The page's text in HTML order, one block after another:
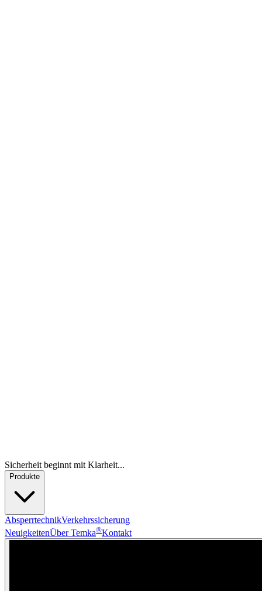
Sicherheit beginnt mit Klarheit...
Produkte
AbsperrtechnikVerkehrssicherung
NeuigkeitenÜber Temka®Kontakt